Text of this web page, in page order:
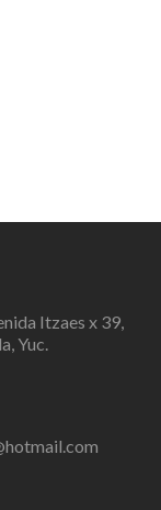
Itzaes x 39,
Yuc.